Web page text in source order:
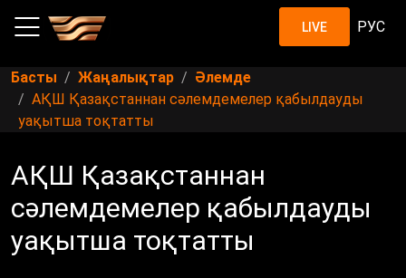
LIVE РУС
Басты Жаңалықтар
Әлемде
АҚШ Қазақстаннан сәлемдемелер қабылдауды
уақытша тоқтатты
АҚШ Қазақстаннан
сәлемдемелер қабылдауды
уақытша тоқтатты